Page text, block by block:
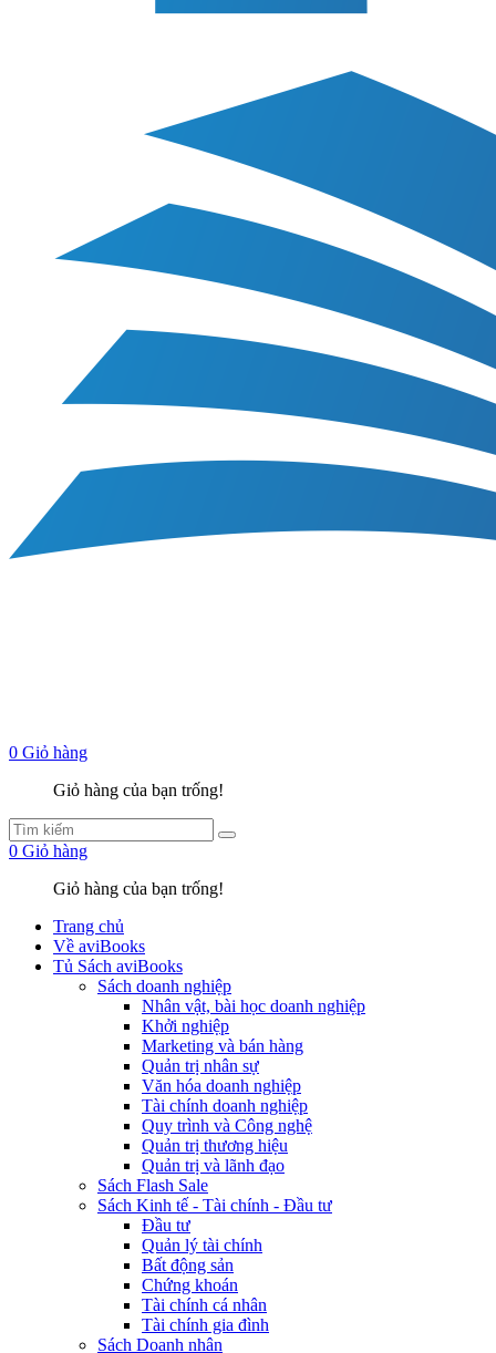
0 Giỏ hàng
Giỏ hàng của bạn trống!
0 Giỏ hàng
Giỏ hàng của bạn trống!
Trang chủ
Về aviBooks
Tủ Sách aviBooks
Sách doanh nghiệp
Nhân vật, bài học doanh nghiệp
Khởi nghiệp
Marketing và bán hàng
Quản trị nhân sự
Văn hóa doanh nghiệp
Tài chính doanh nghiệp
Quy trình và Công nghệ
Quản trị thương hiệu
Quản trị và lãnh đạo
Sách Flash Sale
Sách Kinh tế - Tài chính - Đầu tư
Đầu tư
Quản lý tài chính
Bất động sản
Chứng khoán
Tài chính cá nhân
Tài chính gia đình
Sách Doanh nhân